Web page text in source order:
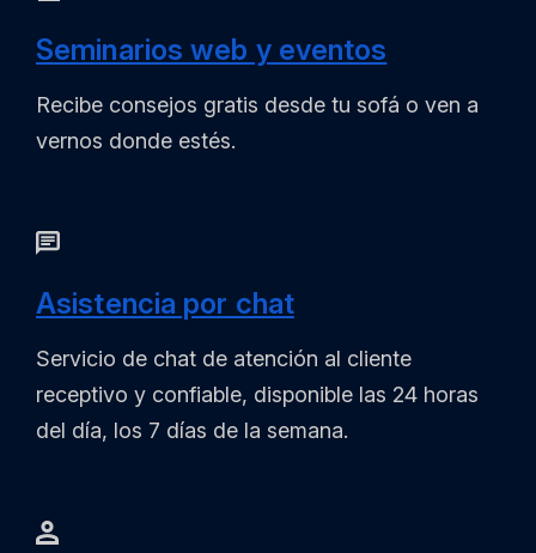
Seminarios web y eventos
Recibe consejos gratis desde tu sofá o ven a
vernos donde estés.
Asistencia por chat
Servicio de chat de atención al cliente
receptivo y confiable, disponible las 24 horas
del día, los 7 días de la semana.